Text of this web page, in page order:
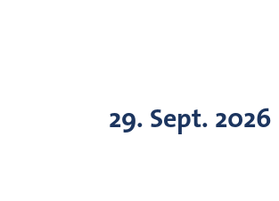
29. Sept. 2026